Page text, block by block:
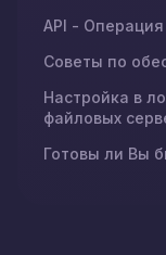
API -
Советы по
Настройка в
файловых
Готовы ли Вы